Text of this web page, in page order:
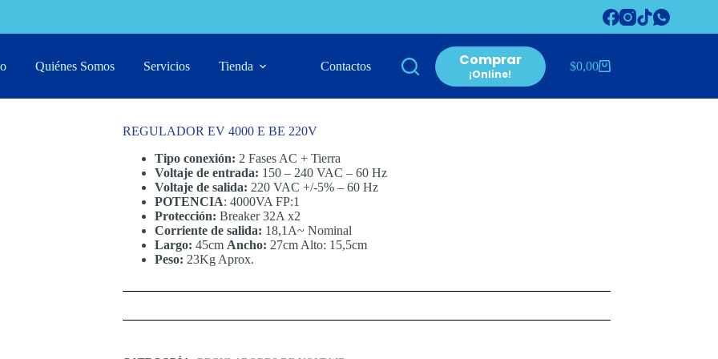
Quiénes Somos Servicios Tienda Contactos Comprar
¡Online!
Carro
compra
$0,00
REGULADOR EV 4000 E BE 220V
Tipo conexión: 2 Fases AC + Tierra
Voltaje de entrada: 150 – 240 VAC – 60 Hz
Voltaje de salida: 220 VAC +/-5% – 60 Hz
POTENCIA: 4000VA FP:1
Protección: Breaker 32A x2
Corriente de salida: 18,1A~ Nominal
Largo: 45cm Ancho: 27cm Alto: 15,5cm
Peso: 23Kg Aprox.